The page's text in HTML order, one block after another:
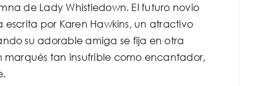
de Lady Whistledown. El futuro novio
por Karen Hawkins, un atractivo
su adorable amiga se fija en otra
tan insufrible como encantador,